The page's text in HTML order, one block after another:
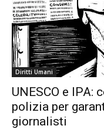
Diritti Umani
UNESCO e
polizia per
giornalisti